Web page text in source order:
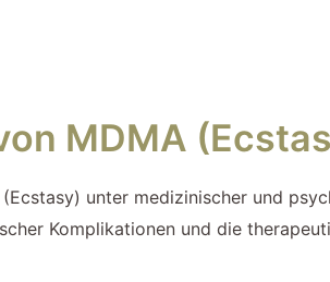
MDMA
unter medizinischer und
Komplikationen und die